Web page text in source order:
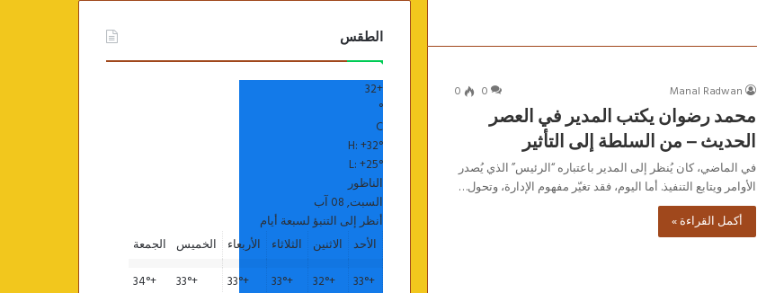
Manal Radwan
0
0
محمد رضوان يكتب المدير في العصر
الحديث – من السلطة إلى التأثير
في الماضي، كان يُنظر إلى المدير باعتباره “الرئيس” الذي يُصدر
الأوامر ويتابع التنفيذ. أما اليوم، فقد تغيّر مفهوم الإدارة، وتحول…
أكمل القراءة »
الطقس
+
32
°
C
H:+32°
L:+25°
الناظور
السبت, 08 آب
أنظر إلى التنبؤ لسبعة أيام
الأحد
الاثنين الثلاثاء الأربعاء الخميس الجمعة
+
33°
+
32°
+
33°
+
33°
+
33°
+
34°